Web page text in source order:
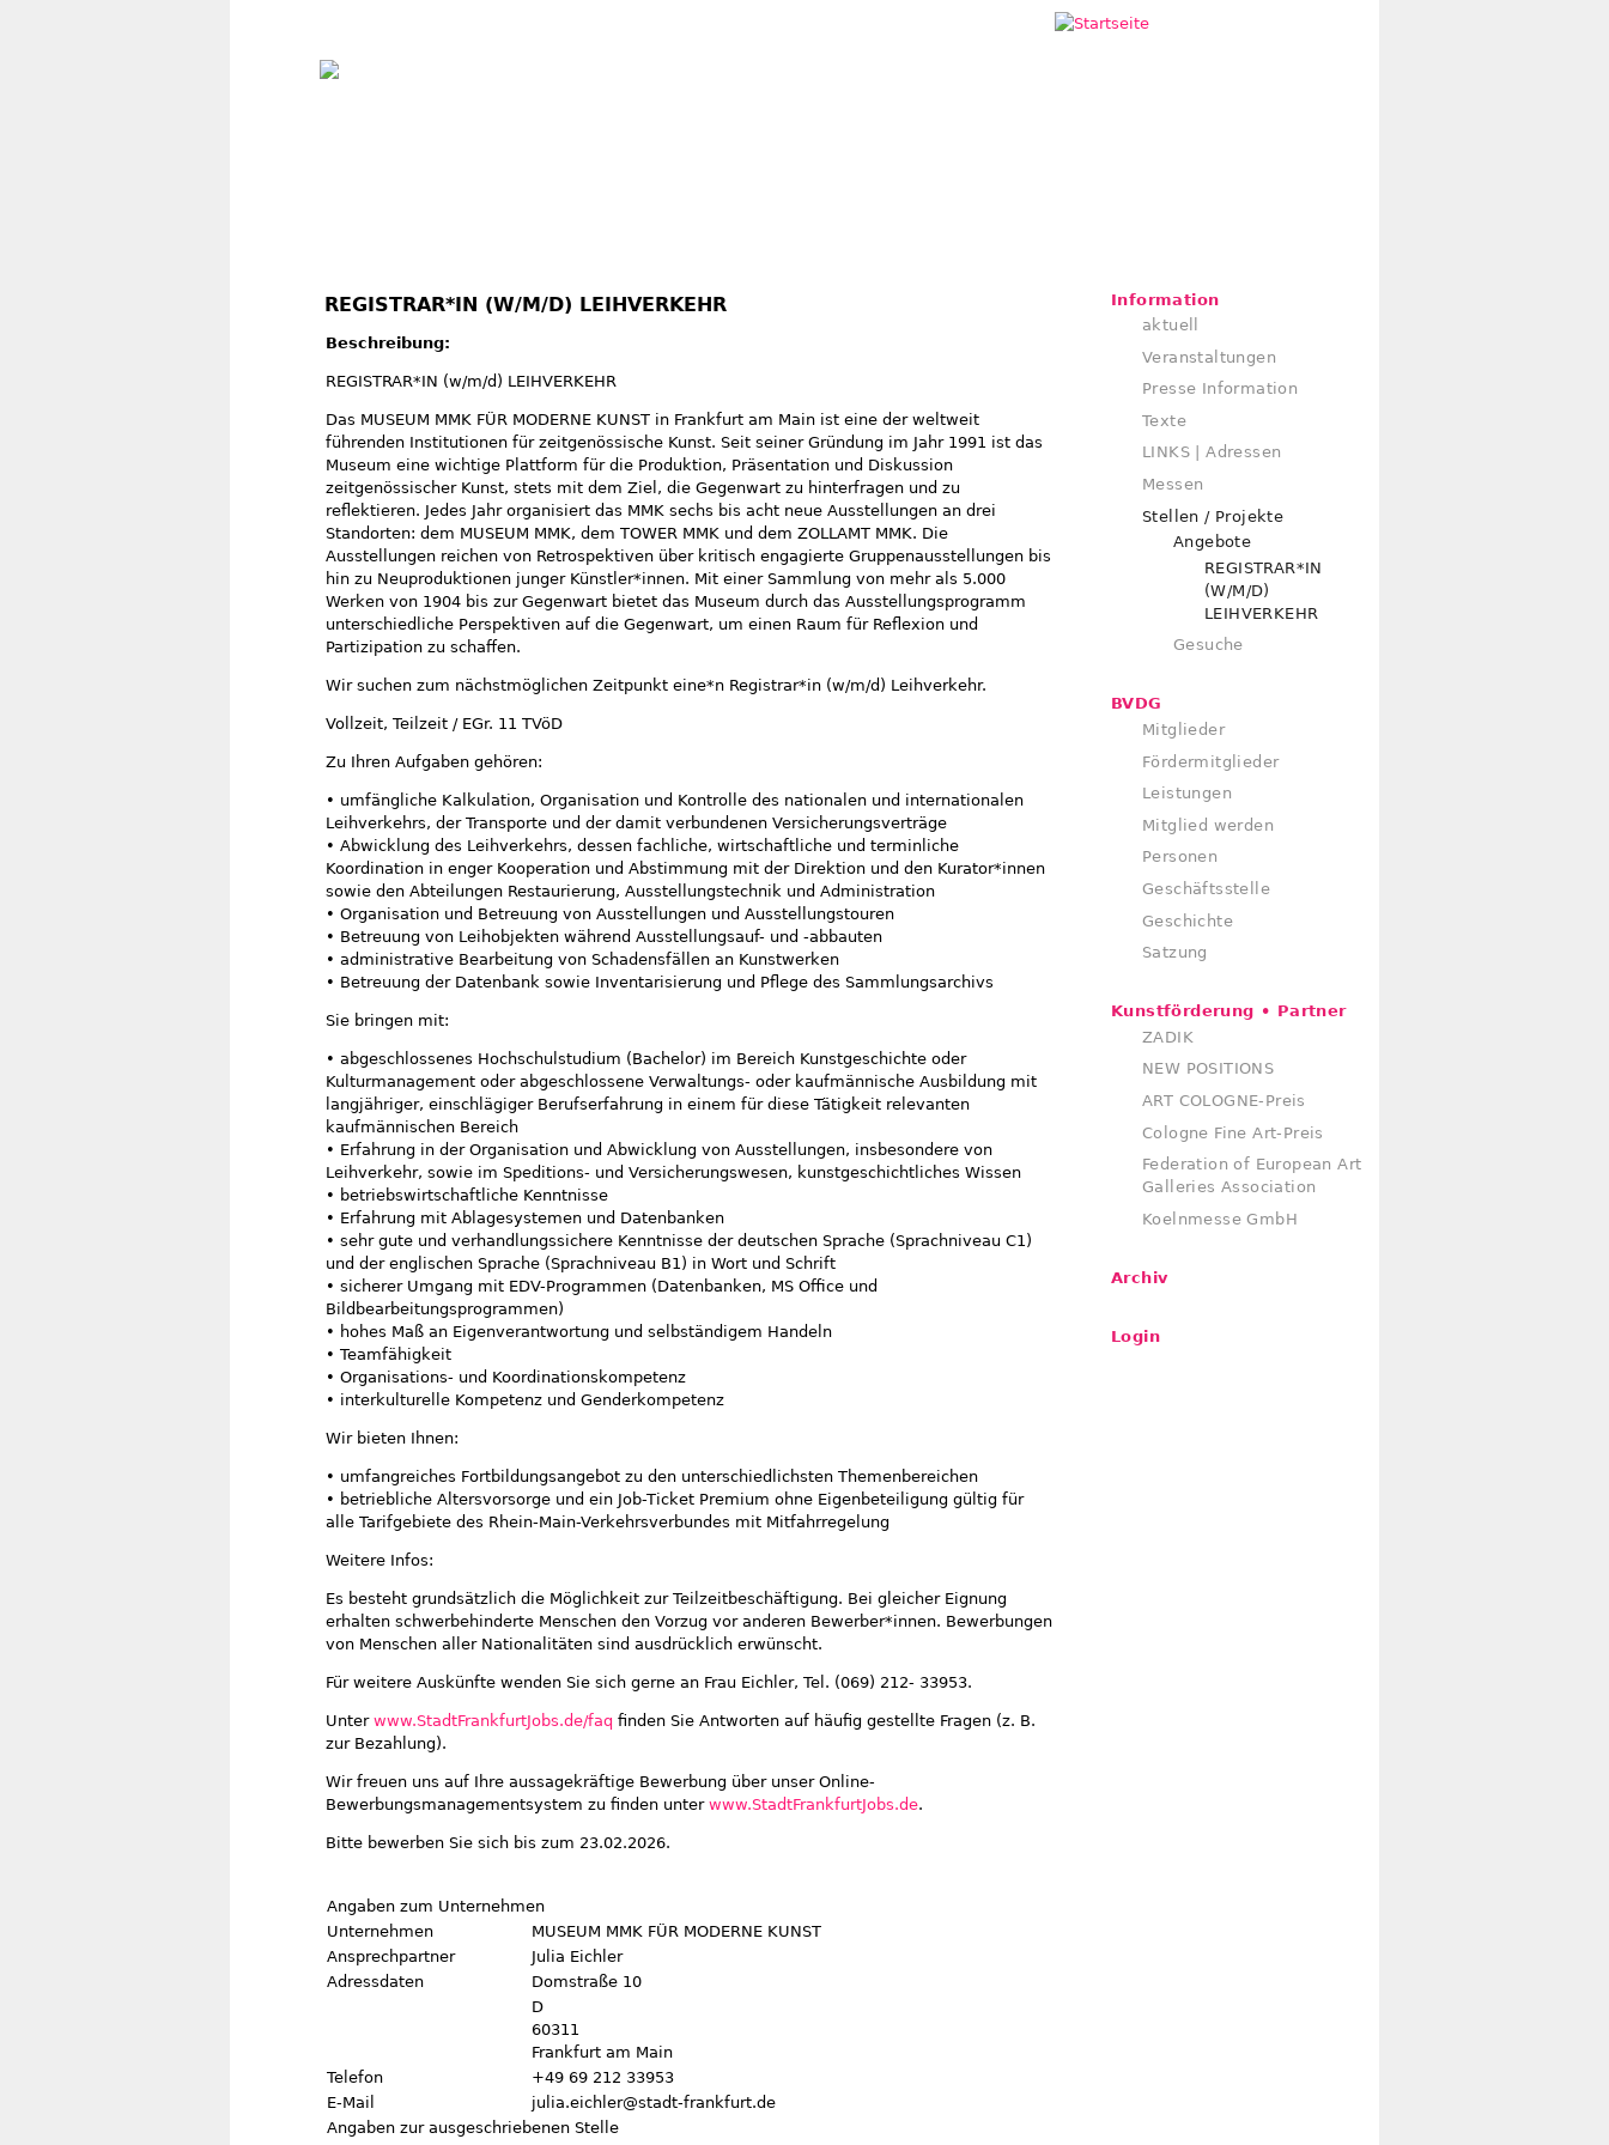
REGISTRAR*IN (W/M/D) LEIHVERKEHR
Beschreibung:
REGISTRAR*IN (w/m/d) LEIHVERKEHR
Das MUSEUM MMK FÜR MODERNE KUNST in Frankfurt am Main ist eine der weltweit
führenden Institutionen für zeitgenössische Kunst. Seit seiner Gründung im Jahr 1991 ist das
Museum eine wichtige Plattform für die Produktion, Präsentation und Diskussion
zeitgenössischer Kunst, stets mit dem Ziel, die Gegenwart zu hinterfragen und zu
reflektieren. Jedes Jahr organisiert das MMK sechs bis acht neue Ausstellungen an drei
Standorten: dem MUSEUM MMK, dem TOWER MMK und dem ZOLLAMT MMK. Die
Ausstellungen reichen von Retrospektiven über kritisch engagierte Gruppenausstellungen bis
hin zu Neuproduktionen junger Künstler*innen. Mit einer Sammlung von mehr als 5.000
Werken von 1904 bis zur Gegenwart bietet das Museum durch das Ausstellungsprogramm
unterschiedliche Perspektiven auf die Gegenwart, um einen Raum für Reflexion und
Partizipation zu schaffen.
Wir suchen zum nächstmöglichen Zeitpunkt eine*n Registrar*in (w/m/d) Leihverkehr.
Vollzeit, Teilzeit / EGr. 11 TVöD
Zu Ihren Aufgaben gehören:
• umfängliche Kalkulation, Organisation und Kontrolle des nationalen und internationalen
Leihverkehrs, der Transporte und der damit verbundenen Versicherungsverträge
• Abwicklung des Leihverkehrs, dessen fachliche, wirtschaftliche und terminliche
Koordination in enger Kooperation und Abstimmung mit der Direktion und den Kurator*innen
sowie den Abteilungen Restaurierung, Ausstellungstechnik und Administration
• Organisation und Betreuung von Ausstellungen und Ausstellungstouren
• Betreuung von Leihobjekten während Ausstellungsauf- und -abbauten
• administrative Bearbeitung von Schadensfällen an Kunstwerken
• Betreuung der Datenbank sowie Inventarisierung und Pflege des Sammlungsarchivs
Sie bringen mit:
• abgeschlossenes Hochschulstudium (Bachelor) im Bereich Kunstgeschichte oder
Kulturmanagement oder abgeschlossene Verwaltungs- oder kaufmännische Ausbildung mit
langjähriger, einschlägiger Berufserfahrung in einem für diese Tätigkeit relevanten
kaufmännischen Bereich
• Erfahrung in der Organisation und Abwicklung von Ausstellungen, insbesondere von
Leihverkehr, sowie im Speditions- und Versicherungswesen, kunstgeschichtliches Wissen
• betriebswirtschaftliche Kenntnisse
• Erfahrung mit Ablagesystemen und Datenbanken
• sehr gute und verhandlungssichere Kenntnisse der deutschen Sprache (Sprachniveau C1)
und der englischen Sprache (Sprachniveau B1) in Wort und Schrift
• sicherer Umgang mit EDV-Programmen (Datenbanken, MS Office und
Bildbearbeitungsprogrammen)
• hohes Maß an Eigenverantwortung und selbständigem Handeln
• Teamfähigkeit
• Organisations- und Koordinationskompetenz
• interkulturelle Kompetenz und Genderkompetenz
Wir bieten Ihnen:
• umfangreiches Fortbildungsangebot zu den unterschiedlichsten Themenbereichen
• betriebliche Altersvorsorge und ein Job-Ticket Premium ohne Eigenbeteiligung gültig für
alle Tarifgebiete des Rhein-Main-Verkehrsverbundes mit Mitfahrregelung
Weitere Infos:
Es besteht grundsätzlich die Möglichkeit zur Teilzeitbeschäftigung. Bei gleicher Eignung
erhalten schwerbehinderte Menschen den Vorzug vor anderen Bewerber*innen. Bewerbungen
von Menschen aller Nationalitäten sind ausdrücklich erwünscht.
Für weitere Auskünfte wenden Sie sich gerne an Frau Eichler, Tel. (069) 212- 33953.
Unter www.StadtFrankfurtJobs.de/faq finden Sie Antworten auf häufig gestellte Fragen (z. B.
zur Bezahlung).
Wir freuen uns auf Ihre aussagekräftige Bewerbung über unser Online-
Bewerbungsmanagementsystem zu finden unter www.StadtFrankfurtJobs.de.
Bitte bewerben Sie sich bis zum 23.02.2026.
Angaben zum Unternehmen
Unternehmen
MUSEUM MMK FÜR MODERNE KUNST
Ansprechpartner
Julia Eichler
Adressdaten
Domstraße 10
D
60311
Frankfurt am Main
Telefon
+49 69 212 33953
E-Mail
julia.eichler@stadt-frankfurt.de
Angaben zur ausgeschriebenen Stelle
Information
aktuell
Veranstaltungen
Presse Information
Texte
LINKS | Adressen
Messen
Stellen / Projekte
Angebote
REGISTRAR*IN
(W/M/D)
LEIHVERKEHR
Gesuche
BVDG
Mitglieder
Fördermitglieder
Leistungen
Mitglied werden
Personen
Geschäftsstelle
Geschichte
Satzung
Kunstförderung • Partner
ZADIK
NEW POSITIONS
ART COLOGNE-Preis
Cologne Fine Art-Preis
Federation of European Art
Galleries Association
Koelnmesse GmbH
Archiv
Login